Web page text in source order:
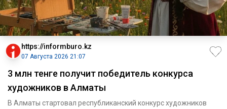
https://informburo.kz
07 Августа 2026 21:07
3 млн тенге получит победитель конкурса
художников в Алматы
В Алматы стартовал республиканский конкурс художников